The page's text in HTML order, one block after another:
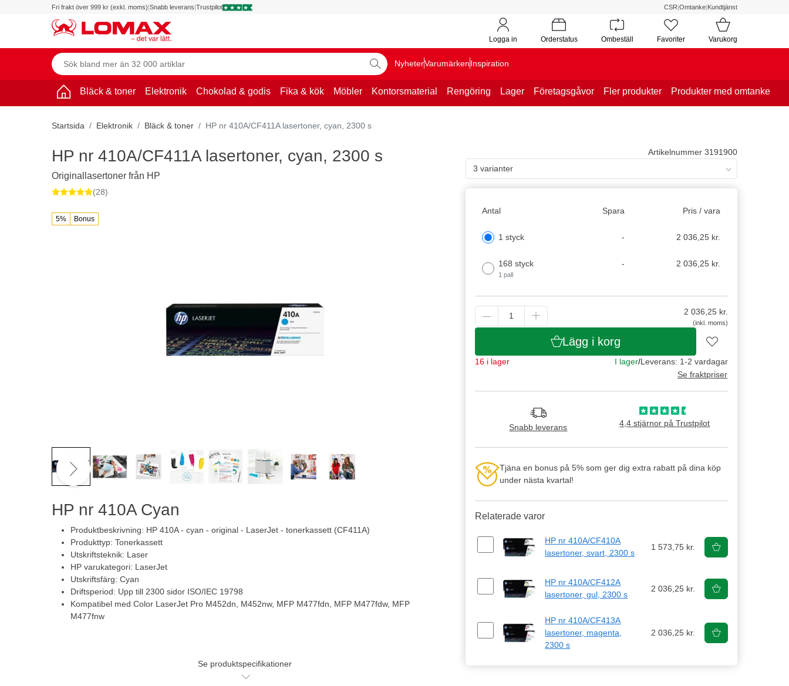
Fri frakt över 999 kr (exkl. moms)|Snabb leverans|Trustpilot CSR|Omtanke|Kundtjänst
Logga in Orderstatus Ombeställ Favoriter Varukorg
NyheterVarumärkenInspiration
Bläck & toner Elektronik Chokolad & godis Fika & kök Möbler Kontorsmaterial Rengöring Lager Företagsgåvor Fler produkter Produkter med omtanke
Startsida Elektronik Bläck & toner HP nr 410A/CF411A lasertoner, cyan, 2300 s
5% Bonus
HP nr 410A Cyan
Produktbeskrivning: HP 410A - cyan - original - LaserJet - tonerkassett (CF411A)
Produkttyp: Tonerkassett
Utskriftsteknik: Laser
HP varukategori: LaserJet
Utskriftsfärg: Cyan
Driftsperiod: Upp till 2300 sidor ISO/IEC 19798
Kompatibel med Color LaserJet Pro M452dn, M452nw, MFP M477fdn, MFP M477fdw, MFP
M477fnw
Se produktspecifikationer
Artikelnummer 3191900
3 varianter
Antal Spara Pris / vara
1 styck - 2 036,25 kr.
168 styck
1 pall
- 2 036,25 kr.
2 036,25kr.
(inkl. moms)
Lägg i korg
16 i lager I lager/Leverans: 1-2 vardagar
Se fraktpriser
Snabb leverans 4,4 stjärnor på Trustpilot
Tjäna en bonus på 5% som ger dig extra rabatt på dina köp
under nästa kvartal!
Relaterade varor
HP nr 410A/CF410A
lasertoner, svart, 2300 s
1 573,75 kr.
HP nr 410A/CF412A
lasertoner, gul, 2300 s
2 036,25 kr.
HP nr 410A/CF413A
lasertoner, magenta,
2300 s
2 036,25 kr.
HP nr 410A/CF411A lasertoner, cyan, 2300 s
Originallasertoner från HP
(28)